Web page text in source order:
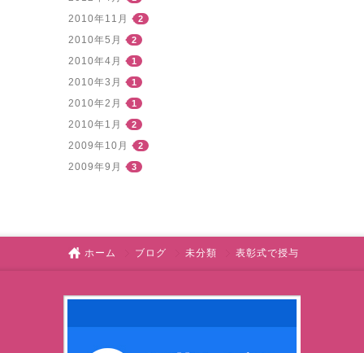
2010年11月 2
2010年5月 2
2010年4月 1
2010年3月 1
2010年2月 1
2010年1月 2
2009年10月 2
2009年9月 3
ホーム ブログ 未分類 表彰式で授与